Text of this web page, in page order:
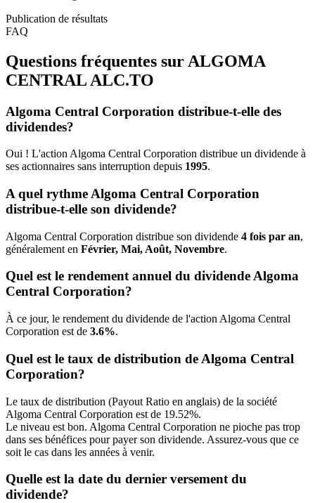
Publication de résultats
FAQ
Questions fréquentes sur ALGOMA
CENTRAL ALC.TO
Algoma Central Corporation distribue-t-elle des
dividendes?
Oui ! L'action Algoma Central Corporation distribue un dividende à
ses actionnaires sans interruption depuis 1995.
A quel rythme Algoma Central Corporation
distribue-t-elle son dividende?
Algoma Central Corporation distribue son dividende 4 fois par an,
généralement en Février, Mai, Août, Novembre.
Quel est le rendement annuel du dividende Algoma
Central Corporation?
À ce jour, le rendement du dividende de l'action Algoma Central
Corporation est de 3.6%.
Quel est le taux de distribution de Algoma Central
Corporation?
Le taux de distribution (Payout Ratio en anglais) de la société
Algoma Central Corporation est de 19.52%.
Le niveau est bon. Algoma Central Corporation ne pioche pas trop
dans ses bénéfices pour payer son dividende. Assurez-vous que ce
soit le cas dans les années à venir.
Quelle est la date du dernier versement du
dividende?